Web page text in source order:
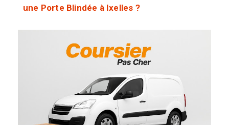
une Porte Blindée à Ixelles ?